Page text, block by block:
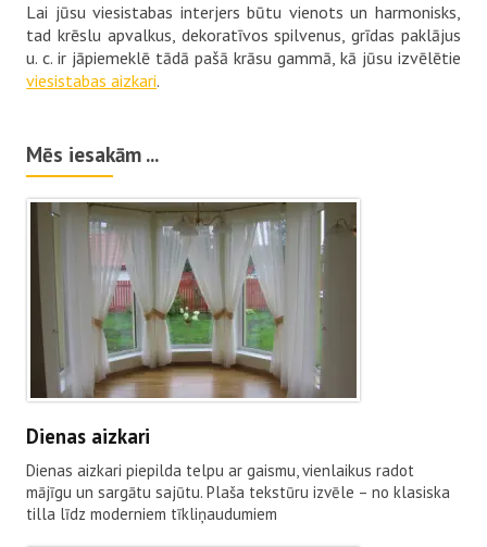
Lai jūsu viesistabas interjers būtu vienots un harmonisks,
tad krēslu apvalkus, dekoratīvos spilvenus, grīdas paklājus
u. c. ir jāpiemeklē tādā pašā krāsu gammā, kā jūsu izvēlētie
viesistabas aizkari.
Mēs iesakām ...
Dienas aizkari
Dienas aizkari piepilda telpu ar gaismu, vienlaikus radot
mājīgu un sargātu sajūtu. Plaša tekstūru izvēle – no klasiska
tilla līdz moderniem tīkliņaudumiem